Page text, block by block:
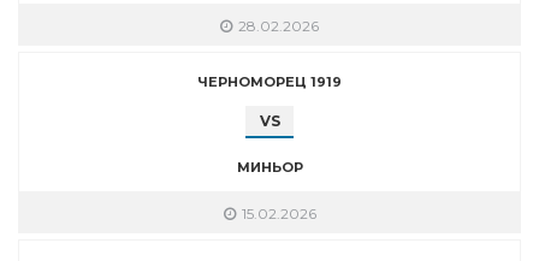
28.02.2026
ЧЕРНОМОРЕЦ 1919
VS
МИНЬОР
15.02.2026